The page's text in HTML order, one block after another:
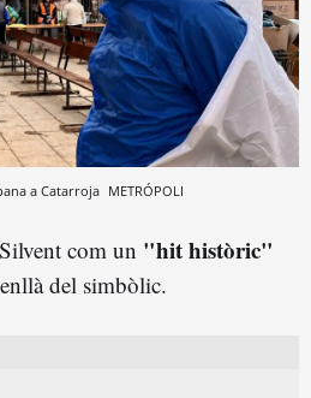
a Catarroja METRÓPOLI
com un "hit històric"
del simbòlic.